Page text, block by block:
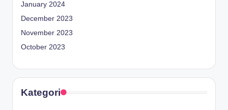
January 2024
December 2023
November 2023
October 2023
Kategori